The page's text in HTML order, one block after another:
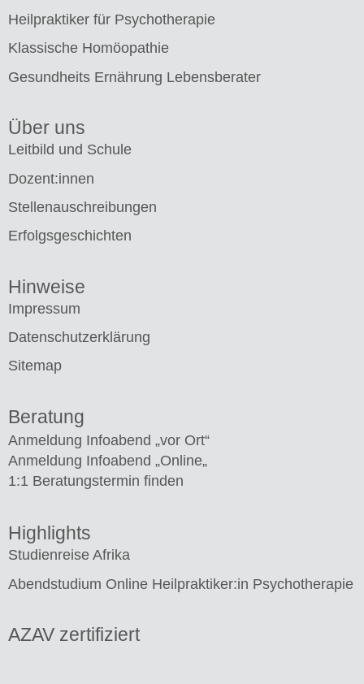
Heilpraktiker für Psychotherapie
Klassische Homöopathie
Gesundheits Ernährung Lebensberater
Über uns
Leitbild und Schule
Dozent:innen
Stellenauschreibungen
Erfolgsgeschichten
Hinweise
Impressum
Datenschutzerklärung
Sitemap
Beratung
Anmeldung Infoabend „vor Ort“
Anmeldung Infoabend „Online„
1:1 Beratungstermin finden
Highlights
Studienreise Afrika
Abendstudium Online Heilpraktiker:in Psychotherapie
AZAV zertifiziert